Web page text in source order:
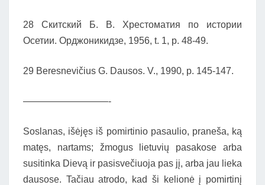
28 Скитский Б. В. Хрестоматия по истории
Осетии. Орджоникидзе, 1956, t. 1, р. 48-49.
29 Beresnevičius G. Dausos. V., 1990, p. 145-147.
—————————-
Soslanas, išėjęs iš pomirtinio pasaulio, praneša, ką
matęs, nartams; žmogus lietuvių pasakose arba
susitinka Dievą ir pasisvečiuoja pas jį, arba jau lieka
dausose. Tačiau atrodo, kad ši kelionė į pomirtinį